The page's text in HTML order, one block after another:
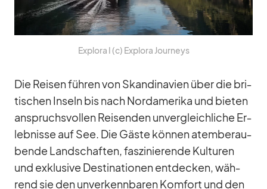
Ex­plora I (c) Ex­plora Jour­neys
Die Rei­sen füh­ren von Skan­di­na­vien über die bri­
ti­schen In­seln bis nach Nord­ame­rika und bie­ten
an­spruchs­vol­len Rei­sen­den un­ver­gleich­li­che Er­
leb­nisse auf See. Die Gäste kön­nen atem­be­rau­
bende Land­schaf­ten, fas­zi­nie­rende Kul­tu­ren
und ex­klu­sive De­sti­na­tio­nen ent­de­cken, wäh­
rend sie den un­ver­kenn­ba­ren Kom­fort und den